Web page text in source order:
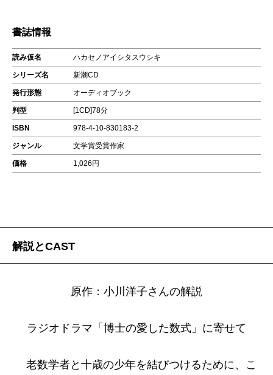
書誌情報
読み仮名 ハカセノアイシタスウシキ
シリーズ名 新潮CD
発行形態 オーディオブック
判型 [1CD]78分
ISBN 978-4-10-830183-2
ジャンル 文学賞受賞作家
価格 1,026円
解説とCAST
原作：小川洋子さんの解説
ラジオドラマ「博士の愛した数式」に寄せて
老数学者と十歳の少年を結びつけるために、こ